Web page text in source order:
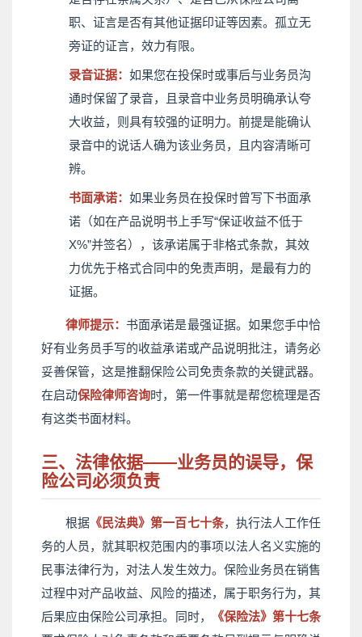
职、证言是否有其他证据印证等因素。孤立无
旁证的证言，效力有限。
录音证据： 如果您在投保时或事后与业务员沟
通时保留了录音，且录音中业务员明确承认夸
大收益，则具有较强的证明力。前提是能确认
录音中的说话人确为该业务员，且内容清晰可
辨。
书面承诺： 如果业务员在投保时曾写下书面承
诺（如在产品说明书上手写“保证收益不低于
X%”并签名），该承诺属于非格式条款，其效
力优先于格式合同中的免责声明，是最有力的
证据。
律师提示： 书面承诺是最强证据。如果您手中恰
好有业务员手写的收益承诺或产品说明批注，请务必
妥善保管，这是推翻保险公司免责条款的关键武器。
在启动保险律师咨询时，第一件事就是帮您梳理是否
有这类书面材料。
三、法律依据——业务员的误导，保
险公司必须负责
根据 《民法典》第一百七十条，执行法人工作任
务的人员，就其职权范围内的事项以法人名义实施的
民事法律行为，对法人发生效力。保险业务员在销售
过程中对产品收益、风险的描述，属于职务行为，其
后果应由保险公司承担。同时，
《保险法》第十七条